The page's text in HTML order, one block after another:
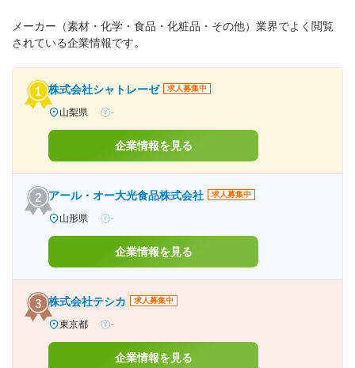
メーカー（素材・化学・食品・化粧品・その他）業界でよく閲覧
されている企業情報です。
株式会社シャトレーゼ 求人募集中
山梨県 -
企業情報を見る
アール・オー大光食品株式会社 求人募集中
山形県 -
企業情報を見る
株式会社テシカ 求人募集中
東京都 -
企業情報を見る